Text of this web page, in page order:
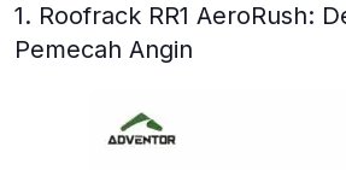
1. Roofrack RR1 AeroRush:
Pemecah Angin